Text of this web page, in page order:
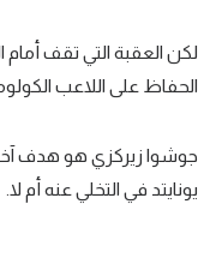
لكن العقبة التي تقف
الحفاظ على اللاعب
جوشوا زيركزي هو هدف آخر
يونايتد في التخلي عنه أم لا.